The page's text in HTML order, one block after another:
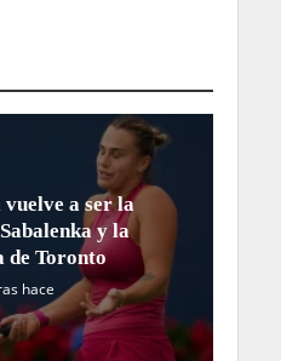
a ser la
y la
de Toronto
hace